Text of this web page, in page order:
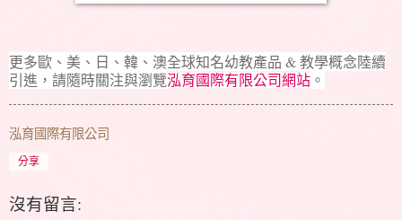
更多歐、美、日、韓、澳全球知名幼教產品 & 教學概念陸續
引進，請隨時關注與瀏覽泓育國際有限公司網站 。
泓育國際有限公司
分享
沒有留言: